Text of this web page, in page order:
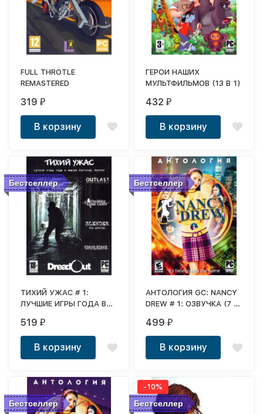
FULL THROTLE
REMASTERED
319₽
В корзину
ГЕРОИ НАШИХ
МУЛЬТФИЛЬМОВ (13 В 1)
432₽
В корзину
Бестселлер
ТИХИЙ УЖАС # 1:
ЛУЧШИЕ ИГРЫ ГОДА В
HORROR (5 В 1)
519₽
В корзину
Бестселлер
АНТОЛОГИЯ GC: NANCY
DREW # 1: ОЗВУЧКА (7 В
499₽
В корзину
Бестселлер Бестселлер
-10%